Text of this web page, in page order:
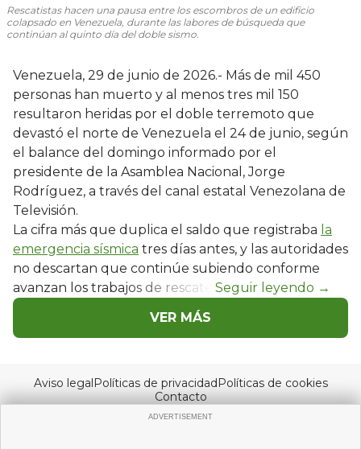
Rescatistas hacen una pausa entre los escombros de un edificio
colapsado en Venezuela, durante las labores de búsqueda que
continúan al quinto día del doble sismo.
Venezuela, 29 de junio de 2026.- Más de mil 450
personas han muerto y al menos tres mil 150
resultaron heridas por el doble terremoto que
devastó el norte de Venezuela el 24 de junio, según
el balance del domingo informado por el
presidente de la Asamblea Nacional, Jorge
Rodríguez, a través del canal estatal Venezolana de
Televisión.
La cifra más que duplica el saldo que registraba la
emergencia sísmica tres días antes, y las autoridades
no descartan que continúe subiendo conforme
avanzan los trabajos de rescate.
VER MÁS
Aviso legalPolíticas de privacidadPolíticas de cookies
Contacto